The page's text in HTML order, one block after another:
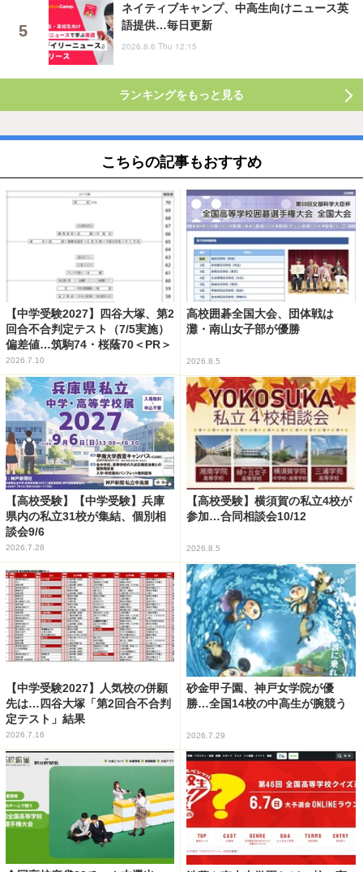
ネイティブキャンプ、中高生向けニュース英
語提供…毎日更新
2026.8.6 Thu 12:15
ランキングをもっと見る
こちらの記事もおすすめ
【中学受験2027】四谷大塚、第2
回合不合判定テスト（7/5実施）
偏差値…筑駒74・桜蔭70＜PR＞
2026.7.10
高校囲碁全国大会、団体戦は
灘・南山女子部が優勝
2026.8.5
【高校受験】【中学受験】兵庫
県内の私立31校が集結、個別相
談会9/6
2026.7.28
【高校受験】横須賀の私立4校が
参加…合同相談会10/12
2026.8.5
【中学受験2027】人気校の併願
先は…四谷大塚「第2回合不合判
定テスト」結果
2026.7.16
砂金甲子園、神戸女学院が優
勝…全国14校の中高生が腕競う
2026.7.29